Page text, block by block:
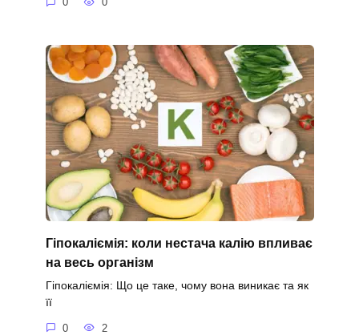
Гіпокаліємія: коли нестача калію впливає
на весь організм
Гіпокаліємія: Що це таке, чому вона виникає та як
її
0 2